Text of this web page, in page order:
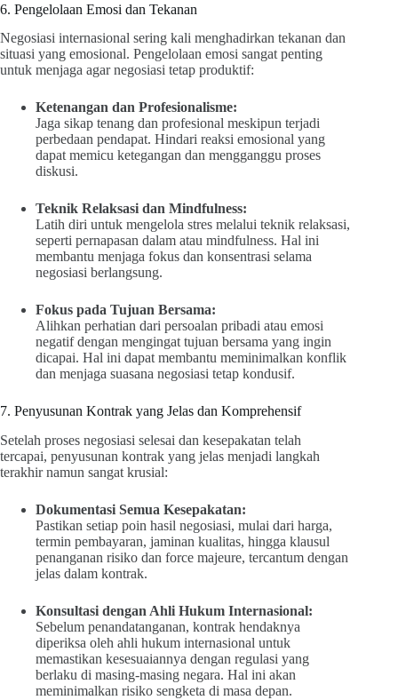
6. Pengelolaan Emosi dan Tekanan
Negosiasi internasional sering kali menghadirkan tekanan dan
situasi yang emosional. Pengelolaan emosi sangat penting
untuk menjaga agar negosiasi tetap produktif:
Ketenangan dan Profesionalisme:
Jaga sikap tenang dan profesional meskipun terjadi
perbedaan pendapat. Hindari reaksi emosional yang
dapat memicu ketegangan dan mengganggu proses
diskusi.
Teknik Relaksasi dan Mindfulness:
Latih diri untuk mengelola stres melalui teknik relaksasi,
seperti pernapasan dalam atau mindfulness. Hal ini
membantu menjaga fokus dan konsentrasi selama
negosiasi berlangsung.
Fokus pada Tujuan Bersama:
Alihkan perhatian dari persoalan pribadi atau emosi
negatif dengan mengingat tujuan bersama yang ingin
dicapai. Hal ini dapat membantu meminimalkan konflik
dan menjaga suasana negosiasi tetap kondusif.
7. Penyusunan Kontrak yang Jelas dan Komprehensif
Setelah proses negosiasi selesai dan kesepakatan telah
tercapai, penyusunan kontrak yang jelas menjadi langkah
terakhir namun sangat krusial:
Dokumentasi Semua Kesepakatan:
Pastikan setiap poin hasil negosiasi, mulai dari harga,
termin pembayaran, jaminan kualitas, hingga klausul
penanganan risiko dan force majeure, tercantum dengan
jelas dalam kontrak.
Konsultasi dengan Ahli Hukum Internasional:
Sebelum penandatanganan, kontrak hendaknya
diperiksa oleh ahli hukum internasional untuk
memastikan kesesuaiannya dengan regulasi yang
berlaku di masing-masing negara. Hal ini akan
meminimalkan risiko sengketa di masa depan.